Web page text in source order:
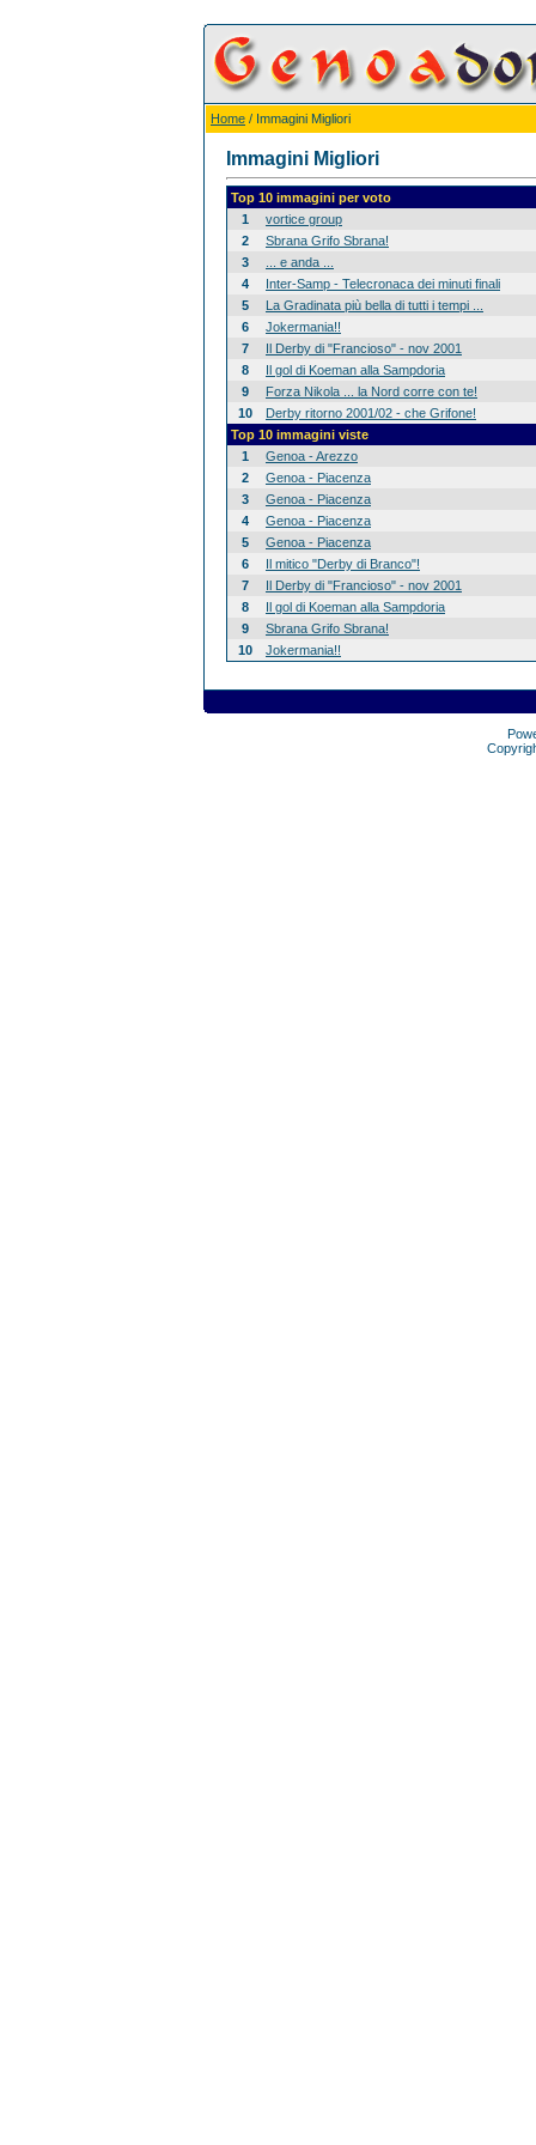
Home / Immagini Migliori
Immagini Migliori
Top 10 immagini per voto
1
vortice group
2
Sbrana Grifo Sbrana!
3
... e anda ...
4
Inter-Samp - Telecronaca dei minuti finali
5
La Gradinata più bella di tutti i tempi ...
6
Jokermania!!
7
Il Derby di "Francioso" - nov 2001
8
Il gol di Koeman alla Sampdoria
9
Forza Nikola ... la Nord corre con te!
10
Derby ritorno 2001/02 - che Grifone!
Top 10 immagini viste
1
Genoa - Arezzo
2
Genoa - Piacenza
3
Genoa - Piacenza
4
Genoa - Piacenza
5
Genoa - Piacenza
6
Il mitico "Derby di Branco"!
7
Il Derby di "Francioso" - nov 2001
8
Il gol di Koeman alla Sampdoria
9
Sbrana Grifo Sbrana!
10
Jokermania!!